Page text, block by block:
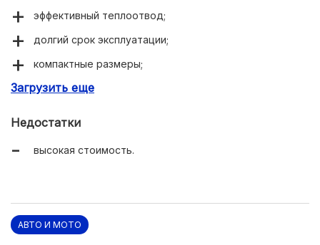
эффективный теплоотвод;
долгий срок эксплуатации;
компактные размеры;
не слепит встречные авто.
Загрузить еще
Недостатки
высокая стоимость.
АВТО И МОТО